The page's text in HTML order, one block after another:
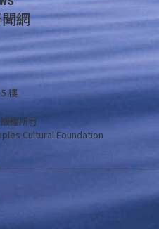
網
樓
權所有
Cultural Foundation